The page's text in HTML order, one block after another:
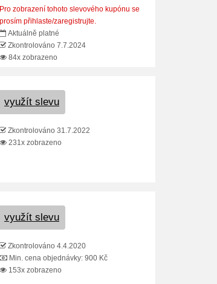
Pro zobrazení tohoto slevového kupónu se
prosím přihlaste/zaregistrujte.
Aktuálně platné
Zkontrolováno 7.7.2024
84x zobrazeno
využít slevu
Zkontrolováno 31.7.2022
231x zobrazeno
využít slevu
Zkontrolováno 4.4.2020
Min. cena objednávky: 900 Kč
153x zobrazeno